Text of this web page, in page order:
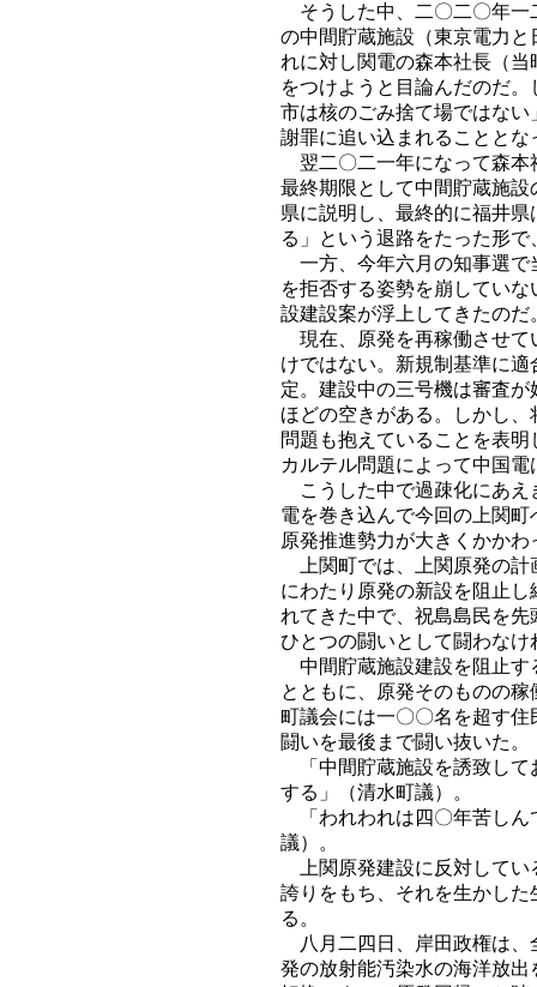
そうした中、二〇二〇年一
の中間貯蔵施設（東京電力
れに対し関電の森本社長（
をつけようと目論んだのだ
市は核のごみ捨て場ではな
謝罪に追い込まれることとな
翌二〇二一年になって森本
最終期限として中間貯蔵施
県に説明し、最終的に福井
る」という退路をたった形
一方、今年六月の知事選で
を拒否する姿勢を崩してい
設建設案が浮上してきたのだ
現在、原発を再稼働させて
けではない。新規制基準に
定。建設中の三号機は審査
ほどの空きがある。しかし
問題も抱えていることを表
カルテル問題によって中国
こうした中で過疎化にあえ
電を巻き込んで今回の上関
原発推進勢力が大きくかか
上関町では、上関原発の計
にわたり原発の新設を阻止
れてきた中で、祝島島民を
ひとつの闘いとして闘わなけ
中間貯蔵施設建設を阻止す
とともに、原発そのものの
町議会には一〇〇名を超す
闘いを最後まで闘い抜いた。
「中間貯蔵施設を誘致して
する」（清水町議）。
「われわれは四〇年苦しん
議）。
上関原発建設に反対してい
誇りをもち、それを生かし
る。
八月二四日、岸田政権は、
発の放射能汚染水の海洋放